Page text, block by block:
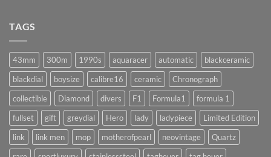
มั้ย
!?
TAGS
43mm 300m 1990s aquaracer automatic
blackceramic
blackdial
boysize calibre16 ceramic
Chronograph
collectible
Diamond divers F1 Formula1
formula 1
fullset
gift greydial Hero lady ladypiece
Limited Edition
link
link men mop motherofpearl neovintage
Quartz